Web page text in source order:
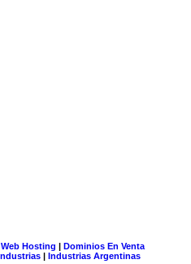
Web Hosting | Dominios En Venta
| Industrias Argentinas